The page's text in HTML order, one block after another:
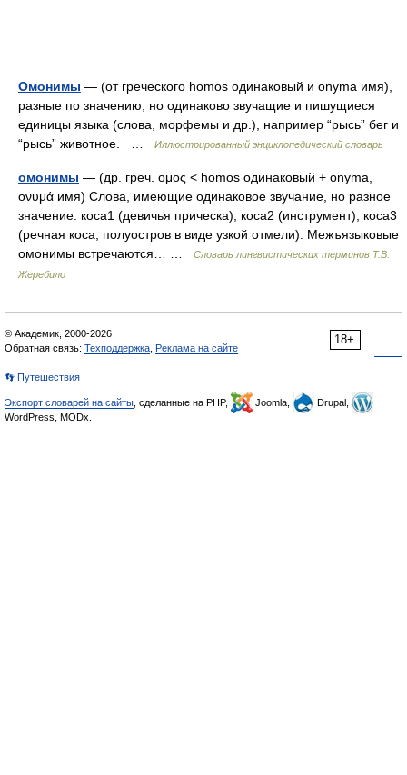
Омонимы — (от греческого homos одинаковый и onyma имя),
разные по значению, но одинаково звучащие и пишущиеся
единицы языка (слова, морфемы и др.), например “рысь” бег и
“рысь” животное. …
Иллюстрированный энциклопедический словарь
омонимы — (др. греч. ομος < homos одинаковый + onyma,
ονυμά имя) Слова, имеющие одинаковое звучание, но разное
значение: коса1 (девичья прическа), коса2 (инструмент), коса3
(речная коса, полуостров в виде узкой отмели). Межъязыковые
омонимы встречаются… …
Словарь лингвистических терминов Т.В.
Жеребило
18+
© Академик, 2000-2026
Обратная связь: Техподдержка Реклама на сайте
👣 Путешествия
Экспорт словарей на сайты , сделанные на PHP, Joomla,
Drupal,
WordPress, MODx.